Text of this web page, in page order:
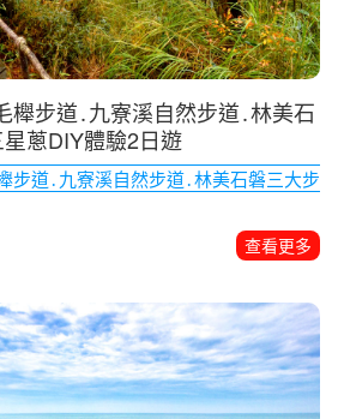
櫸步道․九寮溪自然步道․林美石
蔥DIY體驗2日遊
步道․九寮溪自然步道․林美石磐三大步
查看更多